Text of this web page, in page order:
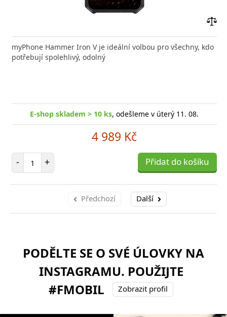
myPhone Hammer Iron V je ideální volbou pro všechny, kdo
potřebují spolehlivý, odolný
E-shop skladem > 10 ks, odešleme v úterý 11. 08.
4 989 Kč
- Počet položek
+ Přidat do košíku
Předchozí Další
PODĚLTE SE O SVÉ ÚLOVKY NA
INSTAGRAMU. POUŽIJTE
#FMOBIL
Zobrazit profil